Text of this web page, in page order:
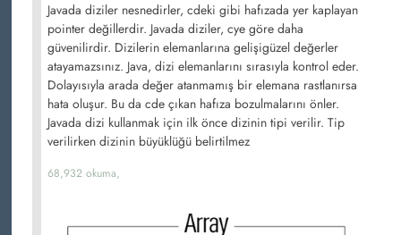
Javada diziler nesnedirler, cdeki gibi hafızada yer kaplayan
pointer değillerdir. Javada diziler, cye göre daha
güvenilirdir. Dizilerin elemanlarına gelişigüzel değerler
atayamazsınız. Java, dizi elemanlarını sırasıyla kontrol eder.
Dolayısıyla arada değer atanmamış bir elemana rastlanırsa
hata oluşur. Bu da cde çıkan hafıza bozulmalarını önler.
Javada dizi kullanmak için ilk önce dizinin tipi verilir. Tip
verilirken dizinin büyüklüğü belirtilmez
68,932 okuma,